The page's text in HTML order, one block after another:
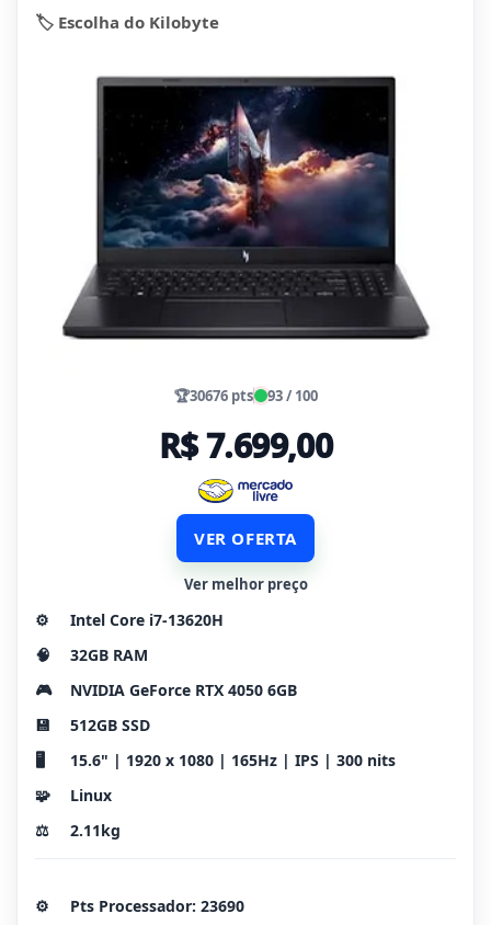
🏷️ Escolha do Kilobyte
🏆30676 pts 93 / 100
R$ 7.699,00
VER OFERTA
Ver melhor preço
⚙️
Intel Core i7-13620H
🧠
32GB RAM
🎮
NVIDIA GeForce RTX 4050 6GB
💾
512GB SSD
🖥️
15.6" | 1920 x 1080 | 165Hz | IPS | 300 nits
🧩
Linux
⚖️
2.11kg
⚙️
Pts Processador: 23690